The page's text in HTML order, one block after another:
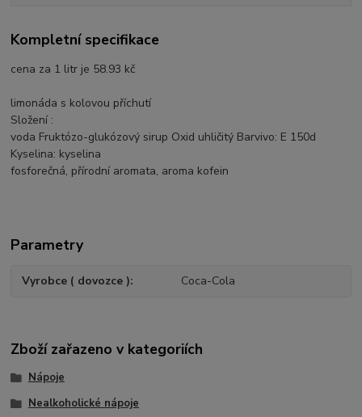
Kompletní specifikace
cena za 1 litr je 58.93 kč
limonáda s kolovou příchutí
Složení :
voda Fruktózo-glukózový sirup Oxid uhličitý Barvivo: E 150d
Kyselina: kyselina
fosforečná, přírodní aromata, aroma kofein
Parametry
Vyrobce ( dovozce ) Coca-Cola
Zboží zařazeno v kategoriích
Nápoje
Nealkoholické nápoje